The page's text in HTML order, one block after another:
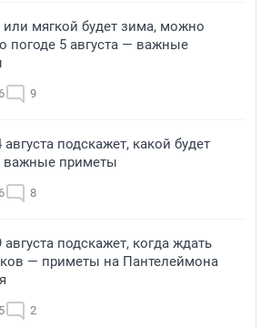
мягкой будет зима, можно
погоде 5 августа — важные
9
августа подскажет, какой будет
важные приметы
8
августа подскажет, когда ждать
— приметы на Пантелеймона
2